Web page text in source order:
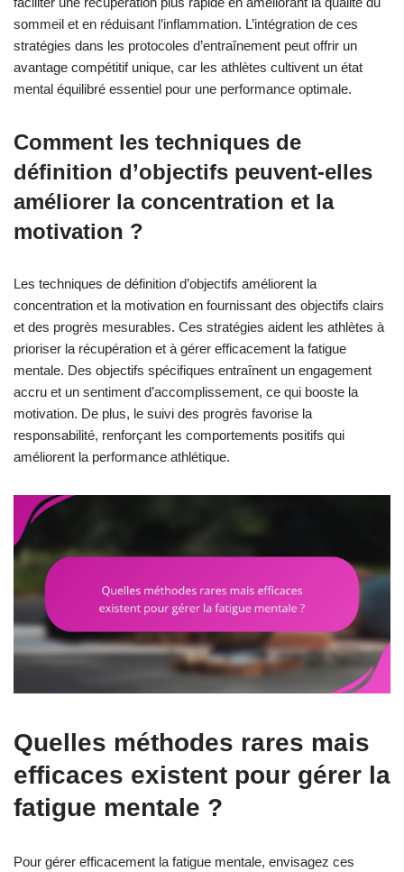
sommeil et en réduisant l’inflammation. L’intégration de ces
stratégies dans les protocoles d’entraînement peut offrir un
avantage compétitif unique, car les athlètes cultivent un état
mental équilibré essentiel pour une performance optimale.
Comment les techniques de
définition d’objectifs peuvent-elles
améliorer la concentration et la
motivation ?
Les techniques de définition d’objectifs améliorent la
concentration et la motivation en fournissant des objectifs clairs
et des progrès mesurables. Ces stratégies aident les athlètes à
prioriser la récupération et à gérer efficacement la fatigue
mentale. Des objectifs spécifiques entraînent un engagement
accru et un sentiment d’accomplissement, ce qui booste la
motivation. De plus, le suivi des progrès favorise la
responsabilité, renforçant les comportements positifs qui
améliorent la performance athlétique.
Quelles méthodes rares mais
efficaces existent pour gérer la
fatigue mentale ?
Pour gérer efficacement la fatigue mentale, envisagez ces